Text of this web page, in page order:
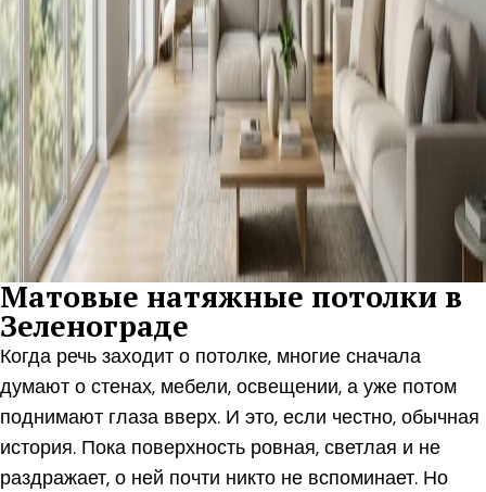
Матовые натяжные потолки в
Зеленограде
Когда речь заходит о потолке, многие сначала
думают о стенах, мебели, освещении, а уже потом
поднимают глаза вверх. И это, если честно, обычная
история. Пока поверхность ровная, светлая и не
раздражает, о ней почти никто не вспоминает. Но